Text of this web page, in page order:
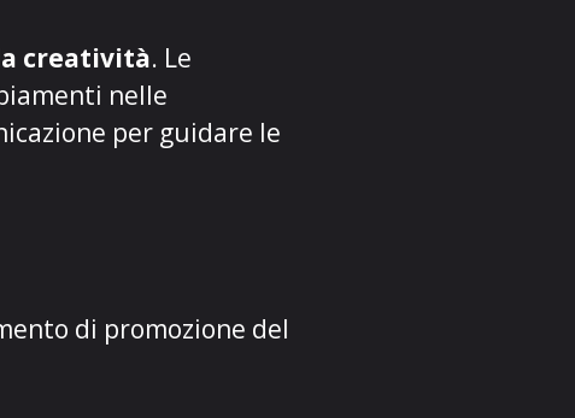
creatività. Le
nelle
per guidare le
di promozione del